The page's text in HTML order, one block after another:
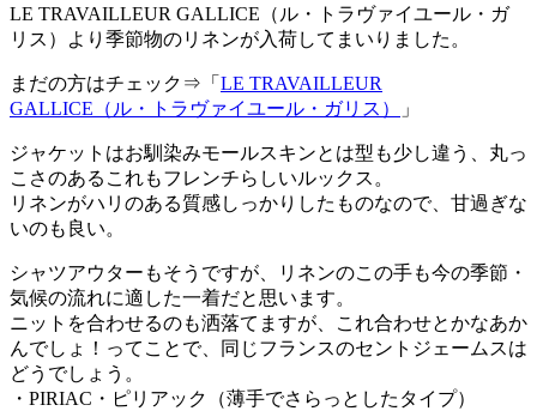
LE TRAVAILLEUR GALLICE（ル・トラヴァイユール・ガ
リス）より季節物のリネンが入荷してまいりました。
まだの方はチェック⇒「 LE TRAVAILLEUR
GALLICE（ル・トラヴァイユール・ガリス）
」
ジャケットはお馴染みモールスキンとは型も少し違う、丸っ
こさのあるこれもフレンチらしいルックス。
リネンがハリのある質感しっかりしたものなので、甘過ぎな
いのも良い。
シャツアウターもそうですが、リネンのこの手も今の季節・
気候の流れに適した一着だと思います。
ニットを合わせるのも洒落てますが、これ合わせとかなあか
んでしょ！ってことで、同じフランスのセントジェームスは
どうでしょう。
・PIRIAC・ピリアック（薄手でさらっとしたタイプ）